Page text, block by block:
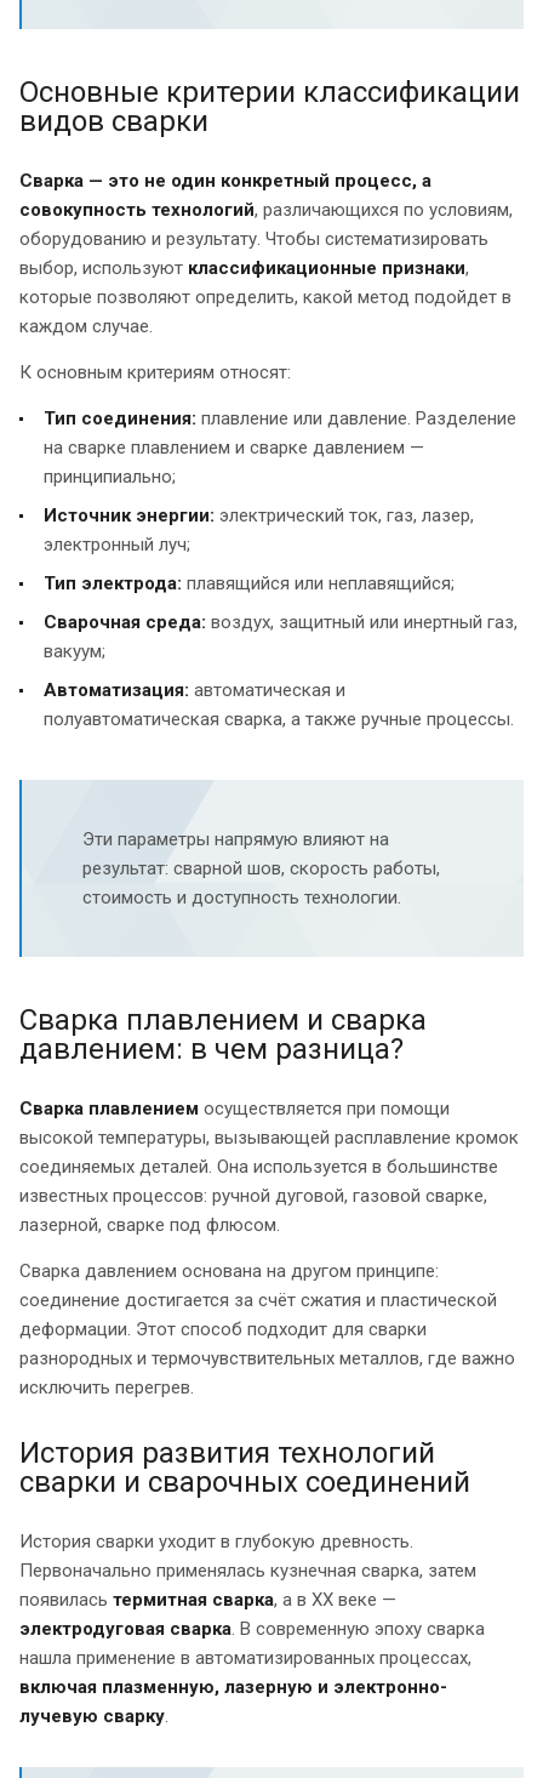
Основные критерии классификации
видов сварки
Сварка — это не один конкретный процесс, а
совокупность технологий, различающихся по условиям,
оборудованию и результату. Чтобы систематизировать
выбор, используют классификационные признаки,
которые позволяют определить, какой метод подойдет в
каждом случае.
К основным критериям относят:
Тип соединения: плавление или давление. Разделение
на сварке плавлением и сварке давлением —
принципиально;
Источник энергии: электрический ток, газ, лазер,
электронный луч;
Тип электрода: плавящийся или неплавящийся;
Сварочная среда: воздух, защитный или инертный газ,
вакуум;
Автоматизация: автоматическая и
полуавтоматическая сварка, а также ручные процессы.
Эти параметры напрямую влияют на
результат: сварной шов, скорость работы,
стоимость и доступность технологии.
Сварка плавлением и сварка
давлением: в чем разница?
Сварка плавлением осуществляется при помощи
высокой температуры, вызывающей расплавление кромок
соединяемых деталей. Она используется в большинстве
известных процессов: ручной дуговой, газовой сварке,
лазерной, сварке под флюсом.
Сварка давлением основана на другом принципе:
соединение достигается за счёт сжатия и пластической
деформации. Этот способ подходит для сварки
разнородных и термочувствительных металлов, где важно
исключить перегрев.
История развития технологий
сварки и сварочных соединений
История сварки уходит в глубокую древность.
Первоначально применялась кузнечная сварка, затем
появилась термитная сварка, а в XX веке —
электродуговая сварка. В современную эпоху сварка
нашла применение в автоматизированных процессах,
включая плазменную, лазерную и электронно-
лучевую сварку.